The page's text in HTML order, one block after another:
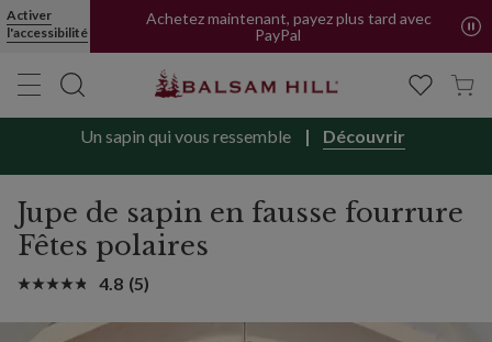
Activer
l'accessibilité
Achetez maintenant, payez plus tard avec
PayPal
Un sapin qui vous ressemble Découvrir
Jupe de sapin en fausse fourrure
Fêtes polaires
4.8 (5)
Jupe de sapin de Noël en fausse fourrure Fêtes polaires | Balsam